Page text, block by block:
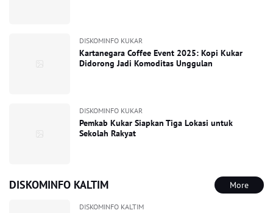
DISKOMINFO KUKAR
Kartanegara Coffee Event 2025: Kopi Kukar
Didorong Jadi Komoditas Unggulan
DISKOMINFO KUKAR
Pemkab Kukar Siapkan Tiga Lokasi untuk
Sekolah Rakyat
DISKOMINFO KALTIM More
DISKOMINFO KALTIM